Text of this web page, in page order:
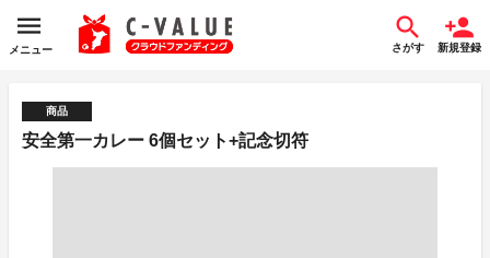
メニュー さがす 新規登録
商品
安全第一カレー 6個セット+記念切符